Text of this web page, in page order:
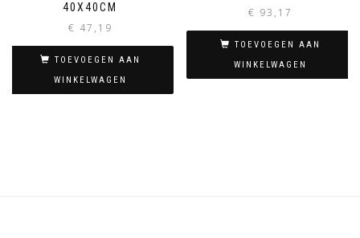
40X40CM
€ 47,19
TOEVOEGEN AAN
WINKELWAGEN
€ 93,17
TOEVOEGEN AAN
WINKELWAGEN